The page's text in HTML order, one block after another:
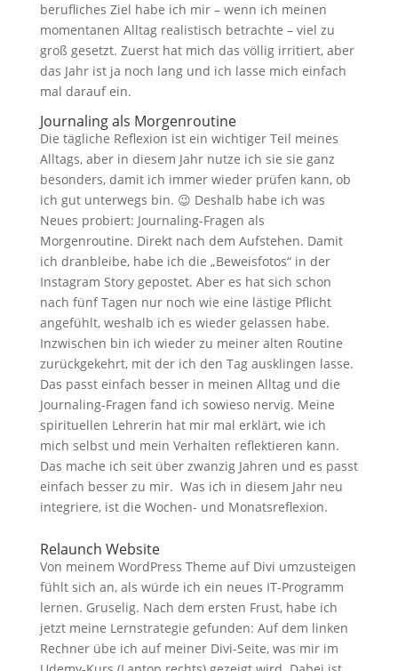
berufliches Ziel habe ich mir – wenn ich meinen
momentanen Alltag realistisch betrachte – viel zu
groß gesetzt. Zuerst hat mich das völlig irritiert, aber
das Jahr ist ja noch lang und ich lasse mich einfach
mal darauf ein.
Journaling als Morgenroutine
Die tägliche Reflexion ist ein wichtiger Teil meines
Alltags, aber in diesem Jahr nutze ich sie sie ganz
besonders, damit ich immer wieder prüfen kann, ob
ich gut unterwegs bin. 😉 Deshalb habe ich was
Neues probiert: Journaling-Fragen als
Morgenroutine. Direkt nach dem Aufstehen. Damit
ich dranbleibe, habe ich die „Beweisfotos“ in der
Instagram Story gepostet. Aber es hat sich schon
nach fünf Tagen nur noch wie eine lästige Pflicht
angefühlt, weshalb ich es wieder gelassen habe.
Inzwischen bin ich wieder zu meiner alten Routine
zurückgekehrt, mit der ich den Tag ausklingen lasse.
Das passt einfach besser in meinen Alltag und die
Journaling-Fragen fand ich sowieso nervig. Meine
spirituellen Lehrerin hat mir mal erklärt, wie ich
mich selbst und mein Verhalten reflektieren kann.
Das mache ich seit über zwanzig Jahren und es passt
einfach besser zu mir. Was ich in diesem Jahr neu
integriere, ist die Wochen- und Monatsreflexion.
Relaunch Website
Von meinem WordPress Theme auf Divi umzusteigen
fühlt sich an, als würde ich ein neues IT-Programm
lernen. Gruselig. Nach dem ersten Frust, habe ich
jetzt meine Lernstrategie gefunden: Auf dem linken
Rechner übe ich auf meiner Divi-Seite, was mir im